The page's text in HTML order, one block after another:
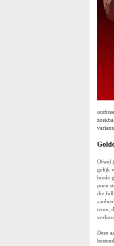
Ofwel
gelijk
brede
poen
die
tenni,
Deze